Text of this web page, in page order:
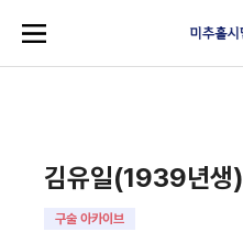
김유일(1939년생)
구술 아카이브